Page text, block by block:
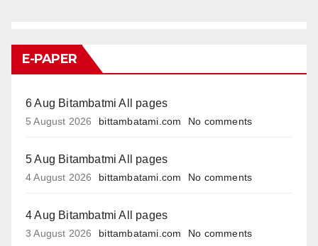
E-PAPER
6 Aug Bitambatmi All pages
5 August 2026 bittambatami.com No comments
5 Aug Bitambatmi All pages
4 August 2026 bittambatami.com No comments
4 Aug Bitambatmi All pages
3 August 2026 bittambatami.com No comments